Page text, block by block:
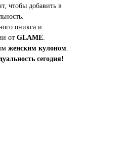
чтобы добавить в
оникса и
от GLAME.
женским кулоном.
сегодня!